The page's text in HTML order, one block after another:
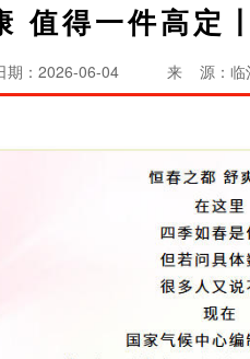
值得一件高定
期：2026-06-04 来 源：临